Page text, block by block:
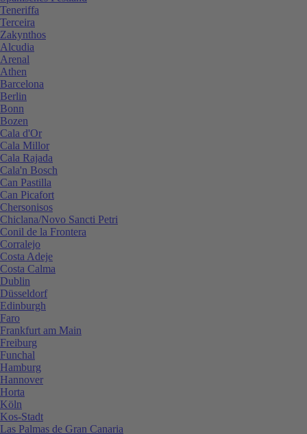
Teneriffa
Terceira
Zakynthos
Alcudia
Arenal
Athen
Barcelona
Berlin
Bonn
Bozen
Cala d'Or
Cala Millor
Cala Rajada
Cala'n Bosch
Can Pastilla
Can Picafort
Chersonisos
Chiclana/Novo Sancti Petri
Conil de la Frontera
Corralejo
Costa Adeje
Costa Calma
Dublin
Düsseldorf
Edinburgh
Faro
Frankfurt am Main
Freiburg
Funchal
Hamburg
Hannover
Horta
Köln
Kos-Stadt
Las Palmas de Gran Canaria